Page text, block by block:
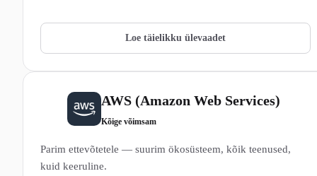
Loe täielikku ülevaadet
AWS (Amazon Web Services)
Kõige võimsam
Parim ettevõtetele — suurim ökosüsteem, kõik teenused,
kuid keeruline.